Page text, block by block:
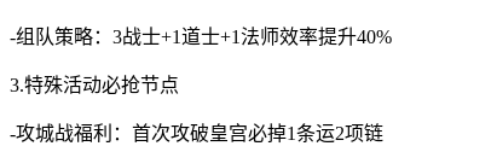
-组队策略：3战士+1道士+1法师效率提升40%
3.特殊活动必抢节点
-攻城战福利：首次攻破皇宫必掉1条运2项链